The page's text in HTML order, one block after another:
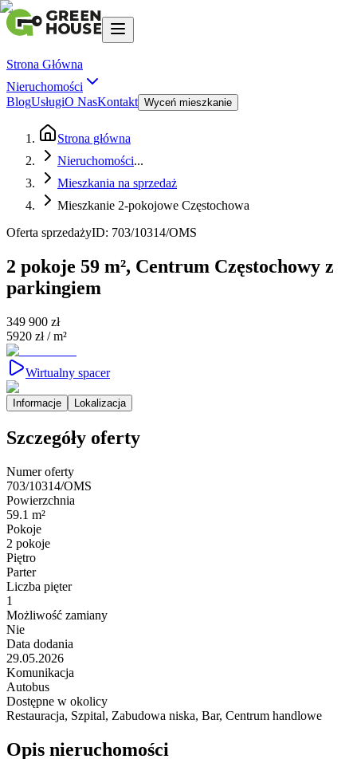
Strona Główna
Nieruchomości
BlogUsługiO NasKontakt Wyceń mieszkanie
Strona główna
Nieruchomości...
Mieszkania na sprzedaż
Mieszkanie 2-pokojowe Częstochowa
Oferta sprzedażyID: 703/10314/OMS
2 pokoje 59 m², Centrum Częstochowy z
parkingiem
349 900 zł
5920 zł/ m²
Wirtualny spacer
Informacje Lokalizacja
Szczegóły oferty
Numer oferty
703/10314/OMS
Powierzchnia
59.1 m²
Pokoje
2 pokoje
Piętro
Parter
Liczba pięter
1
Możliwość zamiany
Nie
Data dodania
29.05.2026
Komunikacja
Autobus
Dostępne w okolicy
Restauracja, Szpital, Zabudowa niska, Bar, Centrum handlowe
Opis nieruchomości